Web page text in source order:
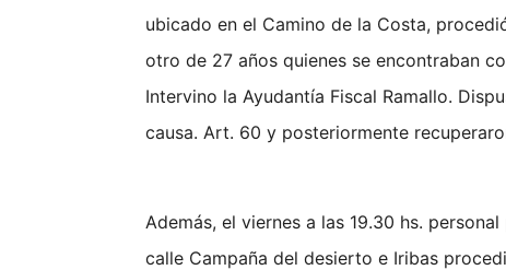
ubicado en el Camino de la Costa,
otro de 27 años quienes se encontraban
Intervino la Ayudantía Fiscal Ramallo.
causa. Art. 60 y posteriormente
Además, el viernes a las 19.30 hs.
calle Campaña del desierto e Iribas